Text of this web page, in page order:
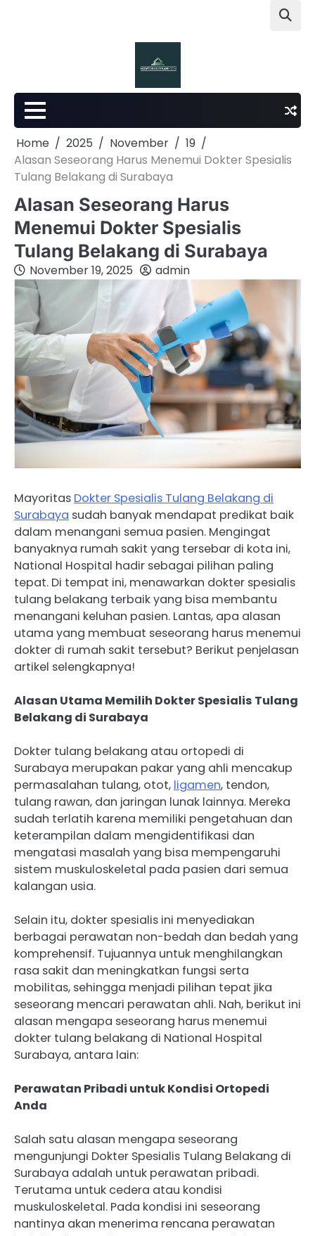
Home 2025 November
19
Alasan Seseorang Harus Menemui Dokter Spesialis
Tulang Belakang di Surabaya
Alasan Seseorang Harus
Menemui Dokter Spesialis
Tulang Belakang di Surabaya
November 19, 2025 admin
Mayoritas Dokter Spesialis Tulang Belakang di
Surabaya sudah banyak mendapat predikat baik
dalam menangani semua pasien. Mengingat
banyaknya rumah sakit yang tersebar di kota ini,
National Hospital hadir sebagai pilihan paling
tepat. Di tempat ini, menawarkan dokter spesialis
tulang belakang terbaik yang bisa membantu
menangani keluhan pasien. Lantas, apa alasan
utama yang membuat seseorang harus menemui
dokter di rumah sakit tersebut? Berikut penjelasan
artikel selengkapnya!
Alasan Utama Memilih Dokter Spesialis Tulang
Belakang di Surabaya
Dokter tulang belakang atau ortopedi di
Surabaya merupakan pakar yang ahli mencakup
permasalahan tulang, otot, ligamen, tendon,
tulang rawan, dan jaringan lunak lainnya. Mereka
sudah terlatih karena memiliki pengetahuan dan
keterampilan dalam mengidentifikasi dan
mengatasi masalah yang bisa mempengaruhi
sistem muskuloskeletal pada pasien dari semua
kalangan usia.
Selain itu, dokter spesialis ini menyediakan
berbagai perawatan non-bedah dan bedah yang
komprehensif. Tujuannya untuk menghilangkan
rasa sakit dan meningkatkan fungsi serta
mobilitas, sehingga menjadi pilihan tepat jika
seseorang mencari perawatan ahli. Nah, berikut ini
alasan mengapa seseorang harus menemui
dokter tulang belakang di National Hospital
Surabaya, antara lain:
Perawatan Pribadi untuk Kondisi Ortopedi
Anda
Salah satu alasan mengapa seseorang
mengunjungi Dokter Spesialis Tulang Belakang di
Surabaya adalah untuk perawatan pribadi.
Terutama untuk cedera atau kondisi
muskuloskeletal. Pada kondisi ini seseorang
nantinya akan menerima rencana perawatan